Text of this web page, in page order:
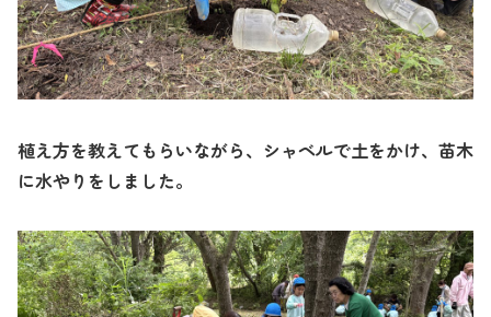
植え方を教えてもらいながら、シャベルで土をかけ、苗木
に水やりをしました。